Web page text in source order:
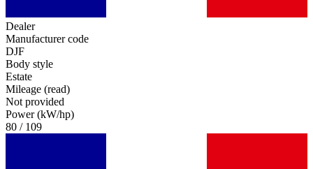
Dealer
Manufacturer code
DJF
Body style
Estate
Mileage (read)
Not provided
Power (kW/hp)
80 / 109